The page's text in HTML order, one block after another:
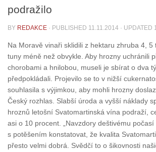
podražilo
BY REDAKCE · PUBLISHED 11.11.2014 · UPDATED
Na Moravě vinaři sklidili z hektaru zhruba 4, 5
tuny méně než obvykle. Aby hrozny uchránili
chorobami a hnilobou, museli je sbírat o dva
předpokládali. Projevilo se to v nižší
souhlasila s výjimkou, aby mohli hrozny
Český rozhlas. Slabší úroda a vyšší náklady
hroznů letošní Svatomartinská vína podraží,
asi o 10 procent. „Navzdory deštivému
s potěšením konstatovat, že kvalita
přesto velmi dobrá. Svědčí to o šikovnosti